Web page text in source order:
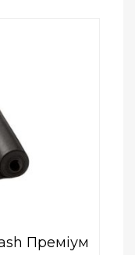
Преміум